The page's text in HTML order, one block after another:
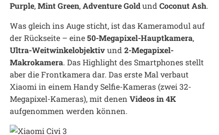
Purple,Mint Green,Adventure Goldund Coconut Ash.
Was gleich ins Auge sticht, ist das Kameramodul auf
der Rückseite – eine50-Megapixel-Hauptkamera,
Ultra-Weitwinkelobjektivund 2-Megapixel-
Makrokamera. Das Highlight des Smartphones stellt
aber die Frontkamera dar. Das erste Mal verbaut
Xiaomi in einem Handy Selfie-Kameras (zwei 32-
Megapixel-Kameras), mit denen Videos in 4K
aufgenommen werden können.